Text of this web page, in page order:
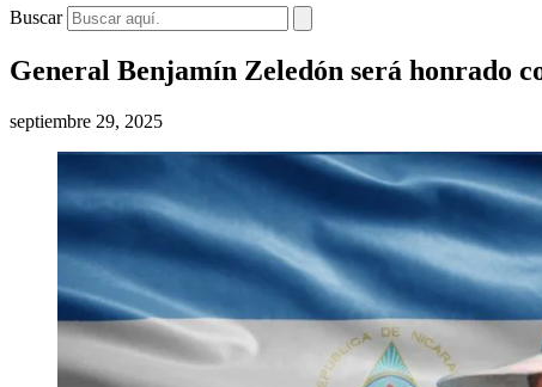
Buscar
General Benjamín Zeledón será honrado
septiembre 29, 2025